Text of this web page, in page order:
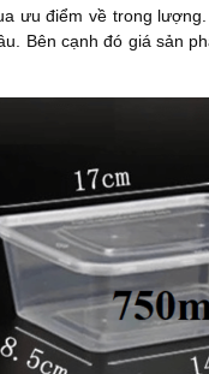
ưu điểm về trong
Bên cạnh đó giá sản